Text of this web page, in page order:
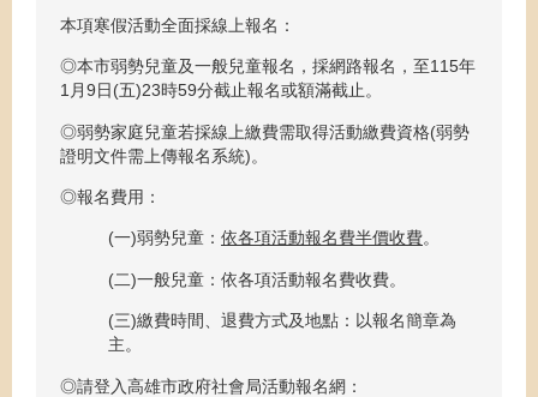
本項寒假活動全面採線上報名：
◎本市弱勢兒童及一般兒童報名，採網路報名，至115年
1月9日(五)23時59分截止報名或額滿截止。
◎弱勢家庭兒童若採線上繳費需取得活動繳費資格(弱勢
證明文件需上傳報名系統)。
◎報名費用：
(一)弱勢兒童： 依各項活動報名費半價收費。
(二)一般兒童：依各項活動報名費收費。
(三)繳費時間、退費方式及地點：以報名簡章為
主。
◎請登入高雄市政府社會局活動報名網：